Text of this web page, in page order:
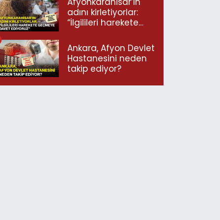
adını kirletiyorlar:
“İlgilileri harekete
ediyoruz”
Ankara, Afyon Devlet
Hastanesini neden
takip ediyor?